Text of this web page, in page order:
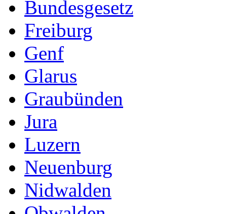
Bundesgesetz
Freiburg
Genf
Glarus
Graubünden
Jura
Luzern
Neuenburg
Nidwalden